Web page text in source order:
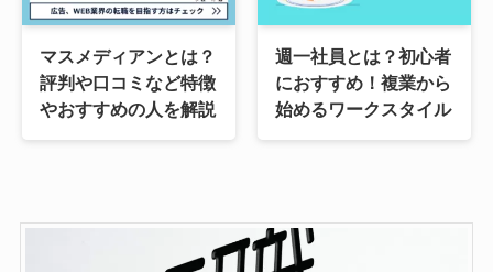
マスメディアンとは？
評判や口コミなど特徴
やおすすめの人を解説
週一社員とは？初心者
におすすめ！複業から
始めるワークスタイル